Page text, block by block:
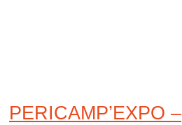
PERICAMP’EXPO –